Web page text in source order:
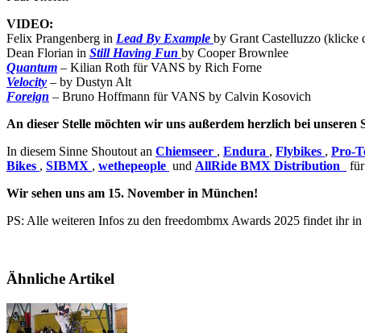
VIDEO:
Felix Prangenberg in Lead By Example by Grant Castelluzzo (klicke
Dean Florian in Still Having Fun by Cooper Brownlee
Quantum – Kilian Roth für VANS by Rich Forne
Velocity – by Dustyn Alt
Foreign – Bruno Hoffmann für VANS by Calvin Kosovich
​An dieser Stelle möchten wir uns außerdem herzlich bei
In diesem Sinne Shoutout an Chiemseer , Endura , Flybikes , Pro-
Bikes , SIBMX , wethepeople und AllRide BMX Distribution
Wir sehen uns am 15. November in München!
PS: ​Alle weiteren Infos zu den freedombmx Awards 2025 findet ihr in
Ähnliche Artikel